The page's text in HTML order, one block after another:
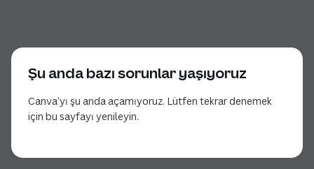
Şu anda bazı sorunlar yaşıyoruz
Canva’yı şu anda açamıyoruz. Lütfen tekrar denemek
için bu sayfayı yenileyin.